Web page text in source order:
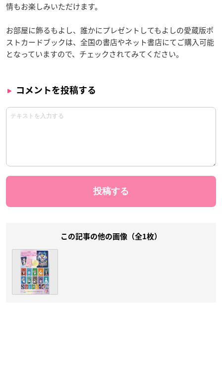
情もお楽しみいただけます。
お部屋に飾るもよし、誰かにプレゼントしてもよしの愛蔵版ポ
ストカードブックは、全国の書店やネット書店にてご購入可能
となっていますので、チェックされてみてください。
コメントを投稿する
この記事の他の画像（全1枚）